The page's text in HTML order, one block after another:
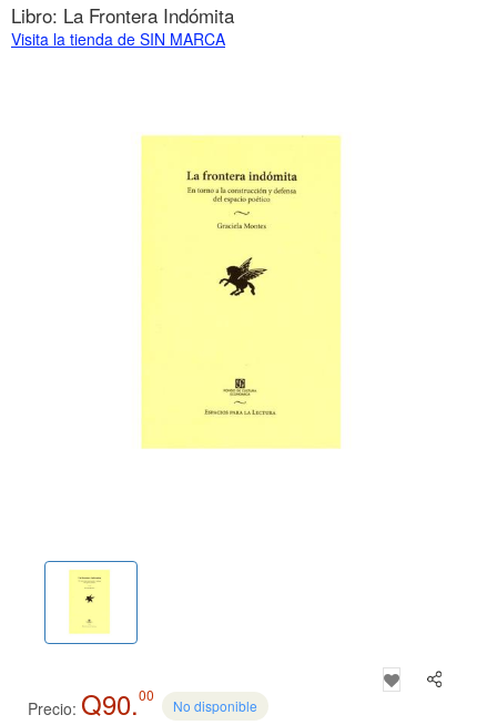
Libro: La Frontera Indómita
Visita la tienda de SIN MARCA
Precio: Q90.00
No disponible